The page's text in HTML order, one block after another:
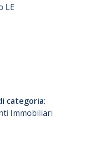
LE
categoria:
Immobiliari